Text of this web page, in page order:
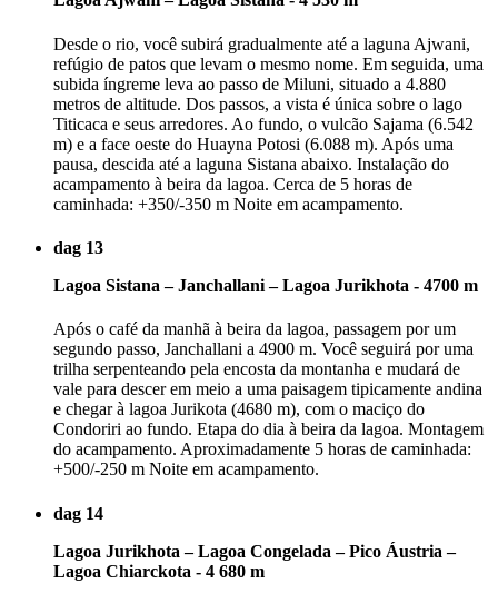
Desde o rio, você subirá gradualmente até a laguna Ajwani,
refúgio de patos que levam o mesmo nome. Em seguida, uma
subida íngreme leva ao passo de Miluni, situado a 4.880
metros de altitude. Dos passos, a vista é única sobre o lago
Titicaca e seus arredores. Ao fundo, o vulcão Sajama (6.542
m) e a face oeste do Huayna Potosi (6.088 m). Após uma
pausa, descida até a laguna Sistana abaixo. Instalação do
acampamento à beira da lagoa. Cerca de 5 horas de
caminhada: +350/-350 m Noite em acampamento.
dag 13
Lagoa Sistana – Janchallani – Lagoa Jurikhota - 4700 m
Após o café da manhã à beira da lagoa, passagem por um
segundo passo, Janchallani a 4900 m. Você seguirá por uma
trilha serpenteando pela encosta da montanha e mudará de
vale para descer em meio a uma paisagem tipicamente andina
e chegar à lagoa Jurikota (4680 m), com o maciço do
Condoriri ao fundo. Etapa do dia à beira da lagoa. Montagem
do acampamento. Aproximadamente 5 horas de caminhada:
+500/-250 m Noite em acampamento.
dag 14
Lagoa Jurikhota – Lagoa Congelada – Pico Áustria –
Lagoa Chiarckota - 4 680 m